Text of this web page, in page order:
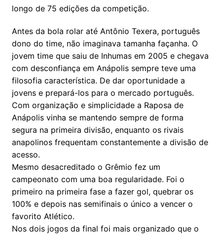
longo de 75 edições da competição.
Antes da bola rolar até Antônio Texera, português
dono do time, não imaginava tamanha façanha. O
jovem time que saiu de Inhumas em 2005 e chegava
com desconfiança em Anápolis sempre teve uma
filosofia característica. De dar oportunidade a
jovens e prepará-los para o mercado português.
Com organização e simplicidade a Raposa de
Anápolis vinha se mantendo sempre de forma
segura na primeira divisão, enquanto os rivais
anapolinos frequentam constantemente a divisão de
acesso.
Mesmo desacreditado o Grêmio fez um
campeonato com uma boa regularidade. Foi o
primeiro na primeira fase a fazer gol, quebrar os
100% e depois nas semifinais o único a vencer o
favorito Atlético.
Nos dois jogos da final foi mais organizado que o